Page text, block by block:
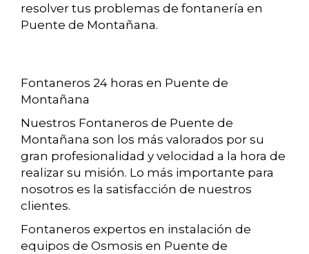
resolver tus problemas de fontanería en
Puente de Montañana.
Fontaneros 24 horas en Puente de
Montañana
Nuestros Fontaneros de Puente de
Montañana son los más valorados por su
gran profesionalidad y velocidad a la hora de
realizar su misión. Lo más importante para
nosotros es la satisfacción de nuestros
clientes.
Fontaneros expertos en instalación de
equipos de Osmosis en Puente de